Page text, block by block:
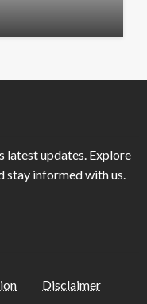
latest updates. Explore
stay informed with us.
Disclaimer